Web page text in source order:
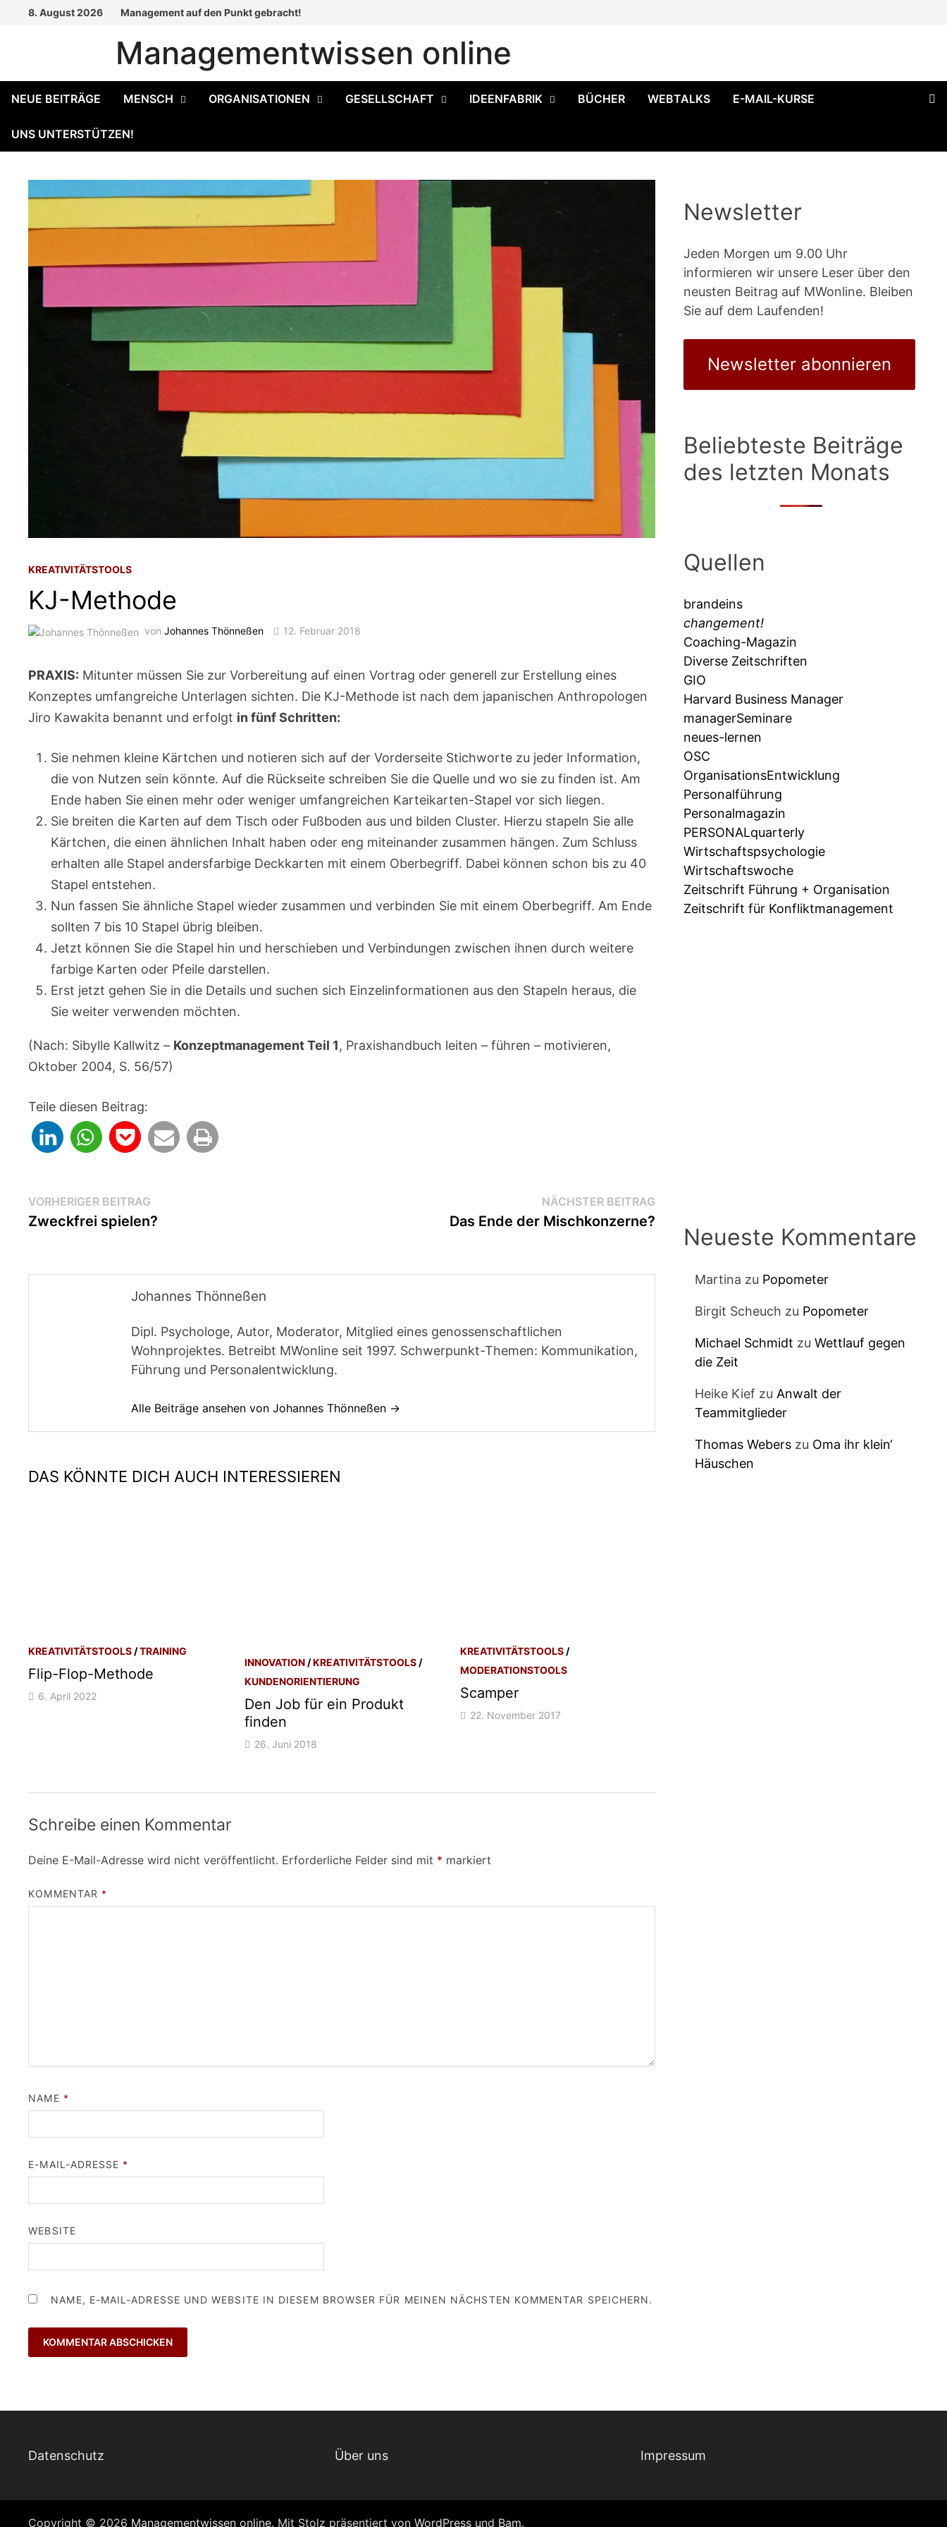
8. August 2026 Management auf den Punkt gebracht!
Managementwissen online
NEUE BEITRÄGE MENSCH ORGANISATIONEN GESELLSCHAFT IDEENFABRIK BÜCHER WEBTALKS E-MAIL-KURSE
UNS UNTERSTÜTZEN!
KREATIVITÄTSTOOLS
KJ-Methode
vonJohannes Thönneßen 12. Februar 2018
PRAXIS: Mitunter müssen Sie zur Vorbereitung auf einen Vortrag oder generell zur Erstellung eines
Konzeptes umfangreiche Unterlagen sichten. Die KJ-Methode ist nach dem japanischen Anthropologen
Jiro Kawakita benannt und erfolgt in fünf Schritten:
Sie nehmen kleine Kärtchen und notieren sich auf der Vorderseite Stichworte zu jeder Information,
die von Nutzen sein könnte. Auf die Rückseite schreiben Sie die Quelle und wo sie zu finden ist. Am
Ende haben Sie einen mehr oder weniger umfangreichen Karteikarten-Stapel vor sich liegen.
Sie breiten die Karten auf dem Tisch oder Fußboden aus und bilden Cluster. Hierzu stapeln Sie alle
Kärtchen, die einen ähnlichen Inhalt haben oder eng miteinander zusammen hängen. Zum Schluss
erhalten alle Stapel andersfarbige Deckkarten mit einem Oberbegriff. Dabei können schon bis zu 40
Stapel entstehen.
Nun fassen Sie ähnliche Stapel wieder zusammen und verbinden Sie mit einem Oberbegriff. Am Ende
sollten 7 bis 10 Stapel übrig bleiben.
Jetzt können Sie die Stapel hin und herschieben und Verbindungen zwischen ihnen durch weitere
farbige Karten oder Pfeile darstellen.
Erst jetzt gehen Sie in die Details und suchen sich Einzelinformationen aus den Stapeln heraus, die
Sie weiter verwenden möchten.
(Nach: Sibylle Kallwitz – Konzeptmanagement Teil 1, Praxishandbuch leiten – führen – motivieren,
Oktober 2004, S. 56/57)
Teile diesen Beitrag:
Beitragsnavigation
VORHERIGER BEITRAG
Beitrag:
Zweckfrei spielen?
NÄCHSTER BEITRAGNächster
Beitrag:
Das Ende der Mischkonzerne?
Johannes Thönneßen
Dipl. Psychologe, Autor, Moderator, Mitglied eines genossenschaftlichen
Wohnprojektes. Betreibt MWonline seit 1997. Schwerpunkt-Themen: Kommunikation,
Führung und Personalentwicklung.
Alle Beiträge ansehen von Johannes Thönneßen →
DAS KÖNNTE DICH AUCH INTERESSIEREN
KREATIVITÄTSTOOLS /TRAINING
Flip-Flop-Methode
6. April 2022
INNOVATION/KREATIVITÄTSTOOLS/
KUNDENORIENTIERUNG
Den Job für ein Produkt
finden
26. Juni 2018
KREATIVITÄTSTOOLS /
MODERATIONSTOOLS
Scamper
22. November 2017
Schreibe einen Kommentar
Deine E-Mail-Adresse wird nicht veröffentlicht. Erforderliche Felder sind mit * markiert
KOMMENTAR *
NAME *
E-MAIL-ADRESSE *
WEBSITE
NAME, E-MAIL-ADRESSE UND WEBSITE IN DIESEM BROWSER FÜR MEINEN NÄCHSTEN KOMMENTAR SPEICHERN.
Newsletter
Jeden Morgen um 9.00 Uhr
informieren wir unsere Leser über den
neusten Beitrag auf MWonline. Bleiben
Sie auf dem Laufenden!
Newsletter abonnieren
Beliebteste Beiträge
des letzten Monats
Quellen
brandeins
changement!
Coaching-Magazin
Diverse Zeitschriften
GIO
Harvard Business Manager
managerSeminare
neues-lernen
OSC
OrganisationsEntwicklung
Personalführung
Personalmagazin
PERSONALquarterly
Wirtschaftspsychologie
Wirtschaftswoche
Zeitschrift Führung + Organisation
Zeitschrift für Konfliktmanagement
Neueste Kommentare
Martina zu Popometer
Birgit Scheuch zu Popometer
Michael Schmidt zu Wettlauf gegen
die Zeit
Heike Kief zu Anwalt der
Teammitglieder
Thomas Weberszu Oma ihr klein‘
Häuschen
Datenschutz Über uns Impressum
Copyright © 2026 Managementwissen online. Mit Stolz präsentiert vonWordPress und Bam.